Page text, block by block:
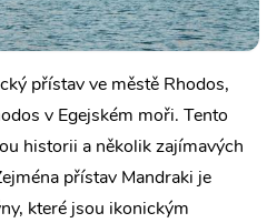
přístav ve městě Rhodos,
v Egejském moři. Tento
historii a několik zajímavých
přístav Mandraki je
které jsou ikonickým